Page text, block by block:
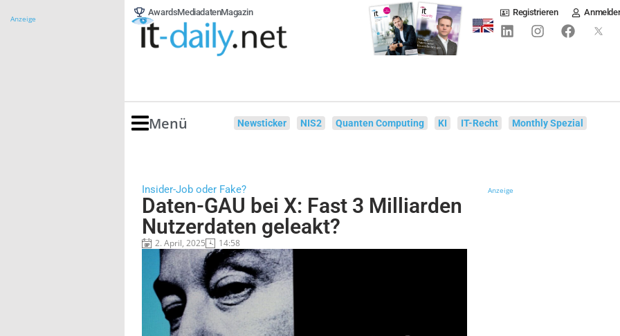
Anzeige
AwardsMediadatenMagazin Registrieren
Menü Newsticker NIS2 Quanten Computing KI IT-Recht Monthly Spezial
Insider-Job oder Fake?
Daten-GAU bei X: Fast 3 Milliarden
Nutzerdaten geleakt?
2. April, 2025 14:58
Anzeige